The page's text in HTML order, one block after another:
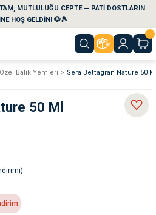
MUTLULUĞU CEPTE — PATİ DOSTLARIN
HOŞ GELDİN! 🐶🎾
Özel Balık Yemleri Sera Bettagran Nature 50
50 Ml